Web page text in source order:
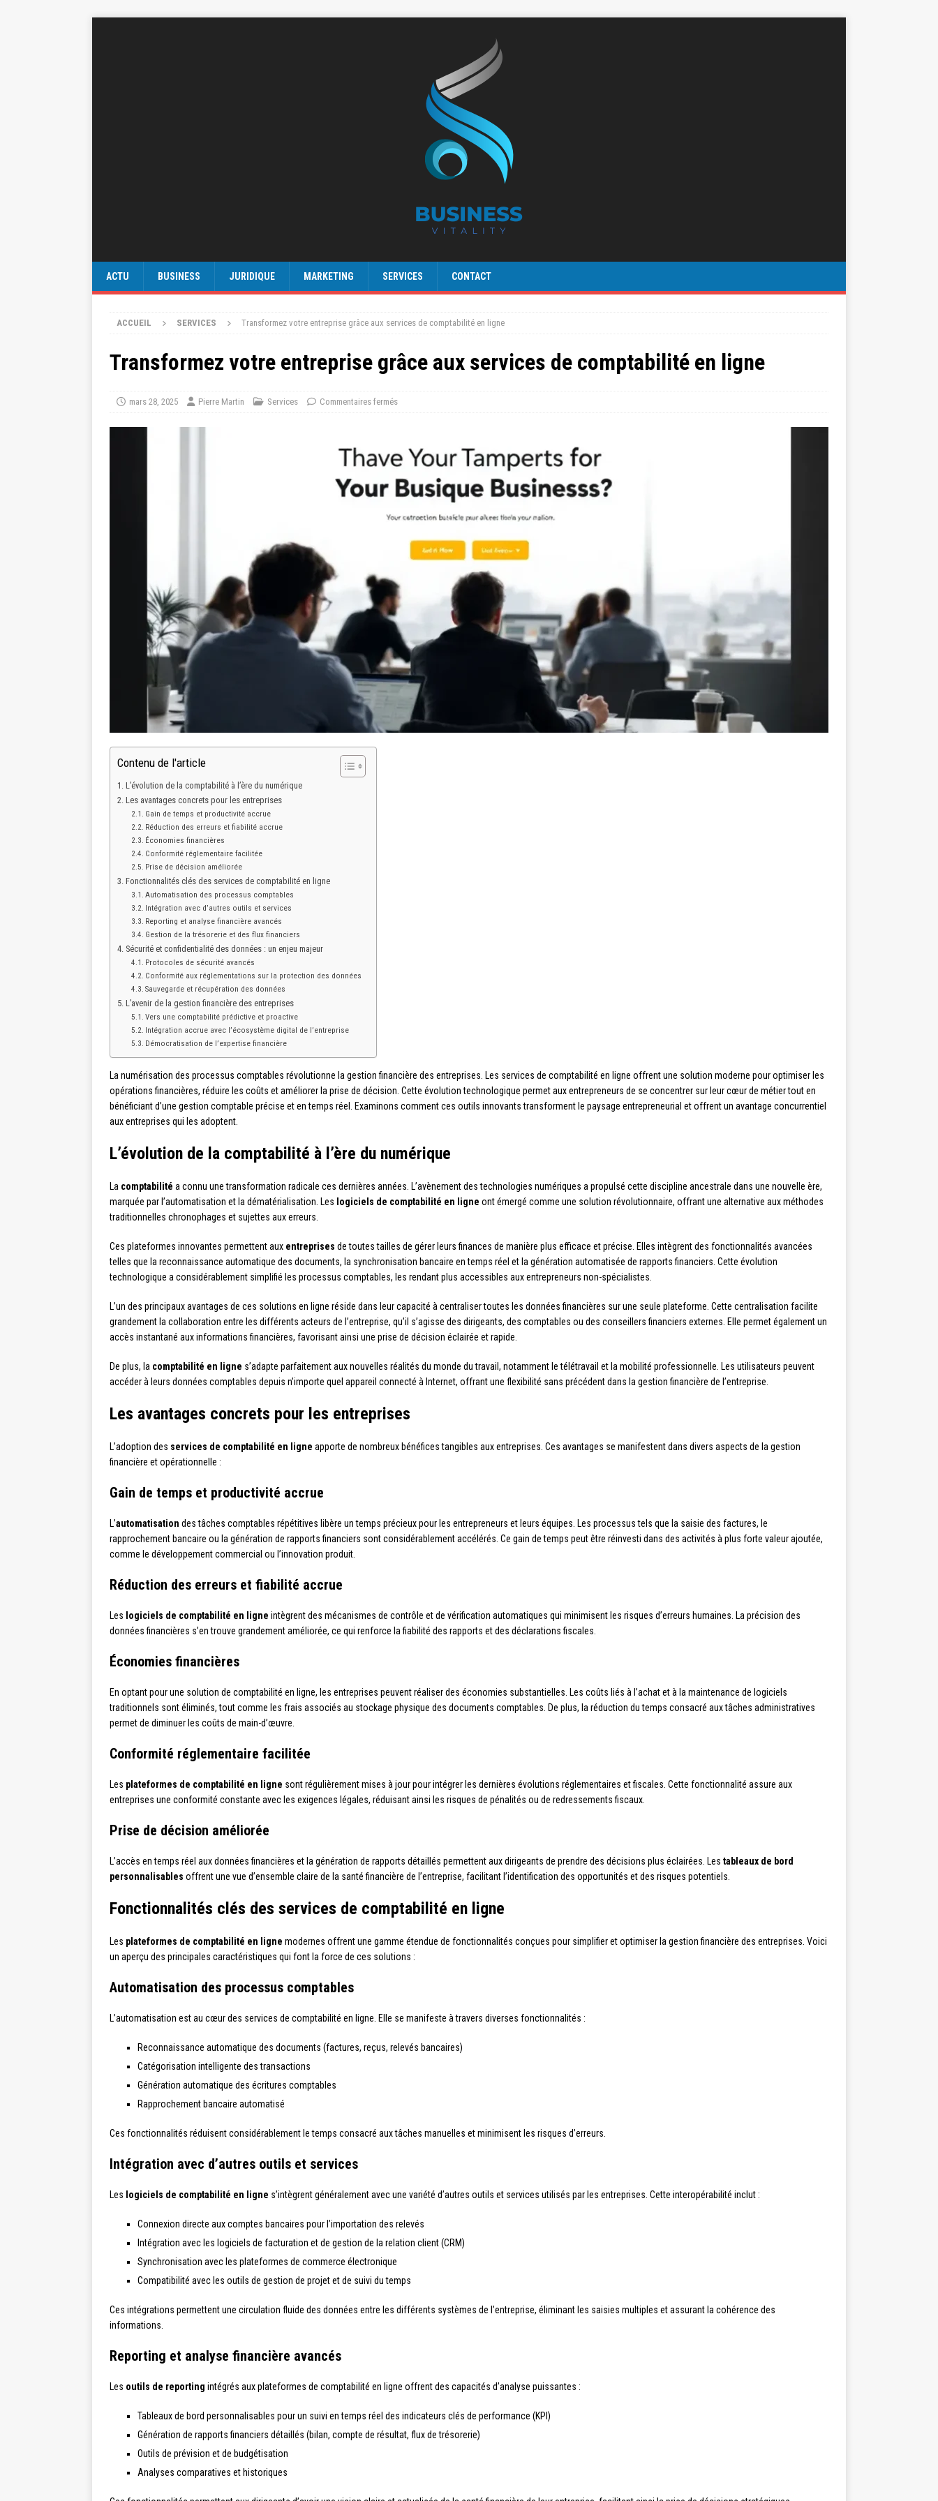
ACTU BUSINESS JURIDIQUE MARKETING SERVICES CONTACT
ACCUEIL SERVICES Transformez votre entreprise grâce aux services de comptabilité en ligne
Transformez votre entreprise grâce aux services de comptabilité en ligne
mars 28, 2025 Pierre Martin Services Commentaires fermés
Contenu de l'article
L’évolution de la comptabilité à l’ère du numérique
Les avantages concrets pour les entreprises
Gain de temps et productivité accrue
Réduction des erreurs et fiabilité accrue
Économies financières
Conformité réglementaire facilitée
Prise de décision améliorée
Fonctionnalités clés des services de comptabilité en ligne
Automatisation des processus comptables
Intégration avec d’autres outils et services
Reporting et analyse financière avancés
Gestion de la trésorerie et des flux financiers
Sécurité et confidentialité des données : un enjeu majeur
Protocoles de sécurité avancés
Conformité aux réglementations sur la protection des données
Sauvegarde et récupération des données
L’avenir de la gestion financière des entreprises
Vers une comptabilité prédictive et proactive
Intégration accrue avec l’écosystème digital de l’entreprise
Démocratisation de l’expertise financière
La numérisation des processus comptables révolutionne la gestion financière des entreprises. Les services de comptabilité en ligne offrent une solution moderne pour optimiser les
opérations financières, réduire les coûts et améliorer la prise de décision. Cette évolution technologique permet aux entrepreneurs de se concentrer sur leur cœur de métier tout en
bénéficiant d’une gestion comptable précise et en temps réel. Examinons comment ces outils innovants transforment le paysage entrepreneurial et offrent un avantage concurrentiel
aux entreprises qui les adoptent.
L’évolution de la comptabilité à l’ère du numérique
La comptabilité a connu une transformation radicale ces dernières années. L’avènement des technologies numériques a propulsé cette discipline ancestrale dans une nouvelle ère,
marquée par l’automatisation et la dématérialisation. Les logiciels de comptabilité en ligne ont émergé comme une solution révolutionnaire, offrant une alternative aux méthodes
traditionnelles chronophages et sujettes aux erreurs.
Ces plateformes innovantes permettent aux entreprises de toutes tailles de gérer leurs finances de manière plus efficace et précise. Elles intègrent des fonctionnalités avancées
telles que la reconnaissance automatique des documents, la synchronisation bancaire en temps réel et la génération automatisée de rapports financiers. Cette évolution
technologique a considérablement simplifié les processus comptables, les rendant plus accessibles aux entrepreneurs non-spécialistes.
L’un des principaux avantages de ces solutions en ligne réside dans leur capacité à centraliser toutes les données financières sur une seule plateforme. Cette centralisation facilite
grandement la collaboration entre les différents acteurs de l’entreprise, qu’il s’agisse des dirigeants, des comptables ou des conseillers financiers externes. Elle permet également un
accès instantané aux informations financières, favorisant ainsi une prise de décision éclairée et rapide.
De plus, la comptabilité en ligne s’adapte parfaitement aux nouvelles réalités du monde du travail, notamment le télétravail et la mobilité professionnelle. Les utilisateurs peuvent
accéder à leurs données comptables depuis n’importe quel appareil connecté à Internet, offrant une flexibilité sans précédent dans la gestion financière de l’entreprise.
Les avantages concrets pour les entreprises
L’adoption des services de comptabilité en ligne apporte de nombreux bénéfices tangibles aux entreprises. Ces avantages se manifestent dans divers aspects de la gestion
financière et opérationnelle :
Gain de temps et productivité accrue
L’automatisation des tâches comptables répétitives libère un temps précieux pour les entrepreneurs et leurs équipes. Les processus tels que la saisie des factures, le
rapprochement bancaire ou la génération de rapports financiers sont considérablement accélérés. Ce gain de temps peut être réinvesti dans des activités à plus forte valeur ajoutée,
comme le développement commercial ou l’innovation produit.
Réduction des erreurs et fiabilité accrue
Les logiciels de comptabilité en ligne intègrent des mécanismes de contrôle et de vérification automatiques qui minimisent les risques d’erreurs humaines. La précision des
données financières s’en trouve grandement améliorée, ce qui renforce la fiabilité des rapports et des déclarations fiscales.
Économies financières
En optant pour une solution de comptabilité en ligne, les entreprises peuvent réaliser des économies substantielles. Les coûts liés à l’achat et à la maintenance de logiciels
traditionnels sont éliminés, tout comme les frais associés au stockage physique des documents comptables. De plus, la réduction du temps consacré aux tâches administratives
permet de diminuer les coûts de main-d’œuvre.
Conformité réglementaire facilitée
Les plateformes de comptabilité en ligne sont régulièrement mises à jour pour intégrer les dernières évolutions réglementaires et fiscales. Cette fonctionnalité assure aux
entreprises une conformité constante avec les exigences légales, réduisant ainsi les risques de pénalités ou de redressements fiscaux.
Prise de décision améliorée
L’accès en temps réel aux données financières et la génération de rapports détaillés permettent aux dirigeants de prendre des décisions plus éclairées. Les tableaux de bord
personnalisables offrent une vue d’ensemble claire de la santé financière de l’entreprise, facilitant l’identification des opportunités et des risques potentiels.
Fonctionnalités clés des services de comptabilité en ligne
Les plateformes de comptabilité en ligne modernes offrent une gamme étendue de fonctionnalités conçues pour simplifier et optimiser la gestion financière des entreprises. Voici
un aperçu des principales caractéristiques qui font la force de ces solutions :
Automatisation des processus comptables
L’automatisation est au cœur des services de comptabilité en ligne. Elle se manifeste à travers diverses fonctionnalités :
Reconnaissance automatique des documents (factures, reçus, relevés bancaires)
Catégorisation intelligente des transactions
Génération automatique des écritures comptables
Rapprochement bancaire automatisé
Ces fonctionnalités réduisent considérablement le temps consacré aux tâches manuelles et minimisent les risques d’erreurs.
Intégration avec d’autres outils et services
Les logiciels de comptabilité en ligne s’intègrent généralement avec une variété d’autres outils et services utilisés par les entreprises. Cette interopérabilité inclut :
Connexion directe aux comptes bancaires pour l’importation des relevés
Intégration avec les logiciels de facturation et de gestion de la relation client (CRM)
Synchronisation avec les plateformes de commerce électronique
Compatibilité avec les outils de gestion de projet et de suivi du temps
Ces intégrations permettent une circulation fluide des données entre les différents systèmes de l’entreprise, éliminant les saisies multiples et assurant la cohérence des
informations.
Reporting et analyse financière avancés
Les outils de reporting intégrés aux plateformes de comptabilité en ligne offrent des capacités d’analyse puissantes :
Tableaux de bord personnalisables pour un suivi en temps réel des indicateurs clés de performance (KPI)
Génération de rapports financiers détaillés (bilan, compte de résultat, flux de trésorerie)
Outils de prévision et de budgétisation
Analyses comparatives et historiques